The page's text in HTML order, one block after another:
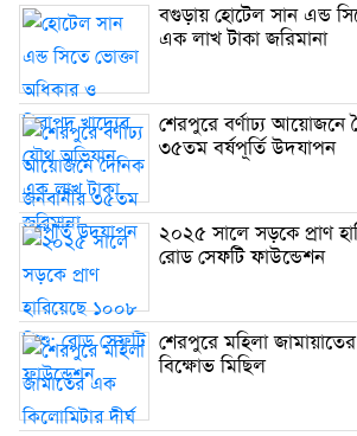
বগুড়ায় হোটেল সান এন্ড
এক লাখ টাকা জরিমানা
শেরপুরে বর্ণাঢ্য আয়োজনে
৩৫তম বর্ষপূর্তি উদযাপন
২০২৫ সালে সড়কে প্রাণ
রোড সেফটি ফাউন্ডেশন
শেরপুরে মহিলা
বিক্ষোভ মিছিল